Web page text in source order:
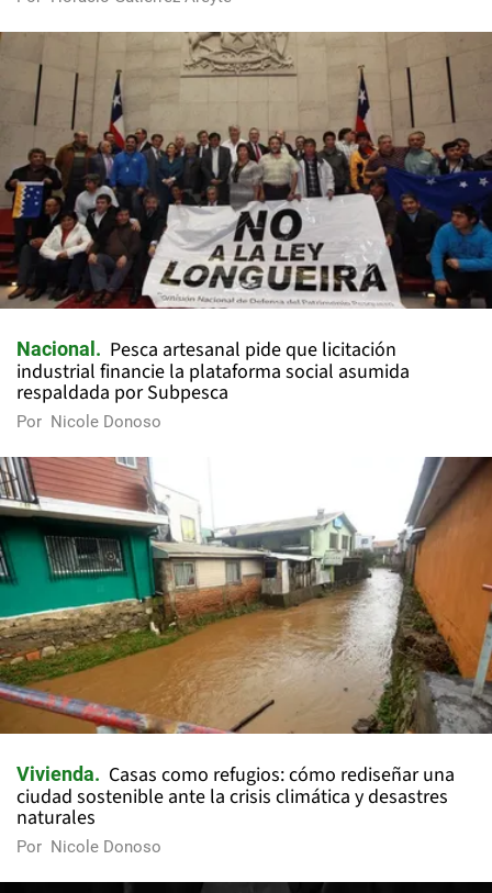
Nacional
Pesca artesanal pide que licitación
industrial financie la plataforma social asumida
respaldada por Subpesca
Por Nicole Donoso
Vivienda
Casas como refugios: cómo rediseñar una
ciudad sostenible ante la crisis climática y desastres
naturales
Por Nicole Donoso